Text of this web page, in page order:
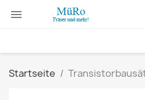

Startseite